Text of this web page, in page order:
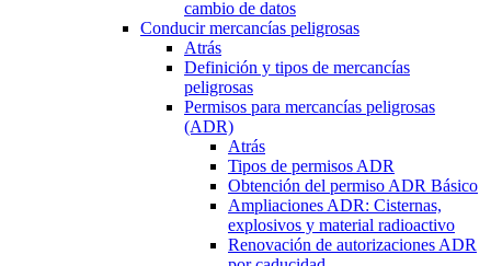
cambio de datos
Conducir mercancías peligrosas
Atrás
Definición y tipos de mercancías
peligrosas
Permisos para mercancías peligrosas
(ADR)
Atrás
Tipos de permisos ADR
Obtención del permiso ADR Básico
Ampliaciones ADR: Cisternas,
explosivos y material radioactivo
Renovación de autorizaciones ADR